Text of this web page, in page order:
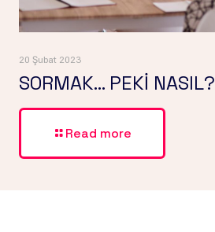
20 Şubat 2023
SORMAK… PEKİ NASIL?
Read more